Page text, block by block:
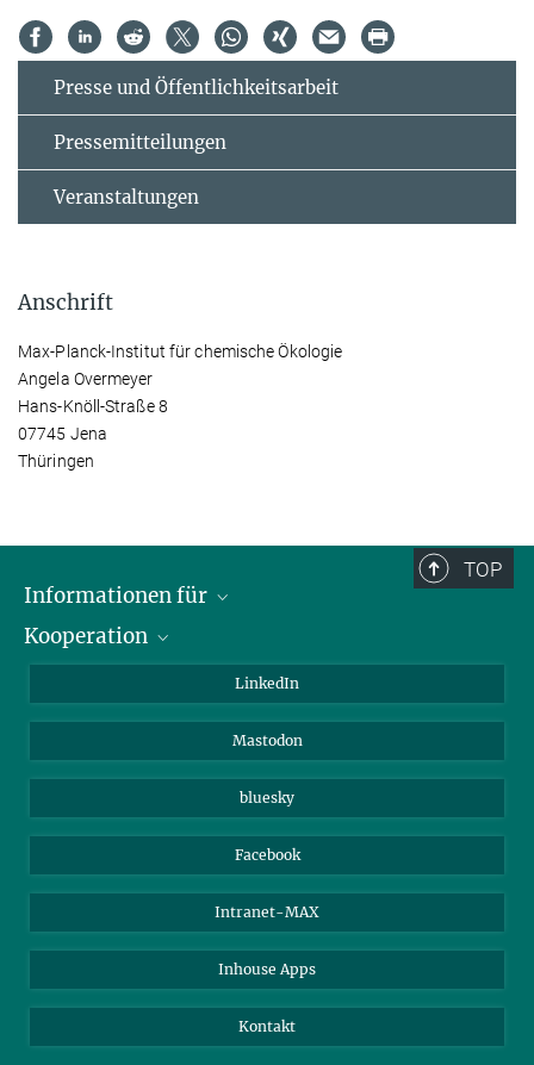
Presse und Öffentlichkeitsarbeit
Pressemitteilungen
Veranstaltungen
Anschrift
Max-Planck-Institut für chemische Ökologie
Angela Overmeyer
Hans-Knöll-Straße 8
07745 Jena
Thüringen
TOP
Informationen für
Journalisten
Kooperation
Beutenberg Campus e.V.
LinkedIn
Mastodon
bluesky
Facebook
Intranet-MAX
Inhouse Apps
Kontakt